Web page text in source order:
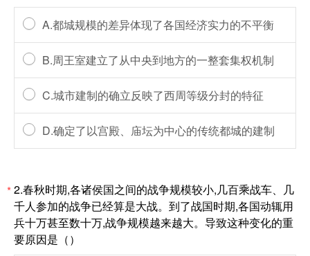
A.都城规模的差异体现了各国经济实力的不平衡
B.周王室建立了从中央到地方的一整套集权机制
C.城市建制的确立反映了西周等级分封的特征
D.确定了以宫殿、庙坛为中心的传统都城的建制
*2.春秋时期,各诸侯国之间的战争规模较小,几百乘战车、几
千人参加的战争已经算是大战。到了战国时期,各国动辄用
兵十万甚至数十万,战争规模越来越大。导致这种变化的重
要原因是（）